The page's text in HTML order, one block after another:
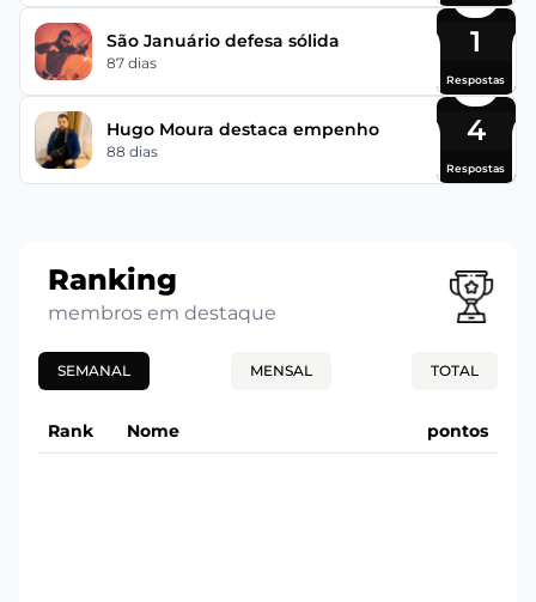
São Januário defesa sólida
87 dias
1
Respostas
Hugo Moura destaca empenho
88 dias
4
Respostas
Ranking
membros em destaque
SEMANAL MENSAL TOTAL
Rank Nome pontos